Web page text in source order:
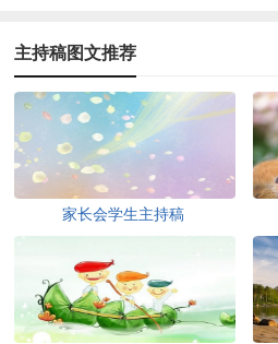
主持稿图文推荐
家长会学生主持稿